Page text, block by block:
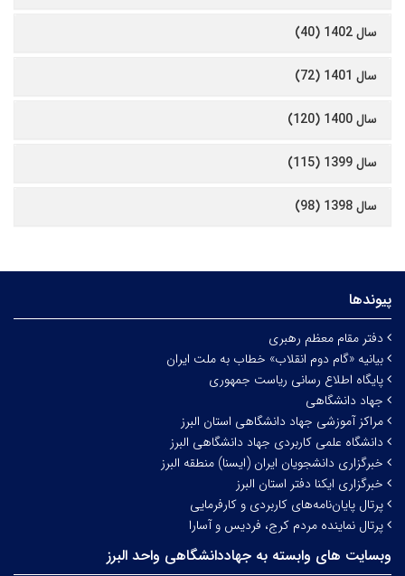
سال 1402 (40)
سال 1401 (72)
سال 1400 (120)
سال 1399 (115)
سال 1398 (98)
پیوندها
دفتر مقام معظم رهبری
بیانیه «گام دوم انقلاب» خطاب به ملت ایران
پایگاه اطلاع رسانی ریاست جمهوری
جهاد دانشگاهی
مراکز آموزشی جهاد دانشگاهی استان البرز
دانشگاه علمی کاربردی جهاد دانشگاهی البرز
خبرگزاری دانشجویان ایران (ایسنا) منطقه البرز
خبرگزاری ایکنا دفتر استان البرز
پرتال پایان‌نامه‌های کاربردی و کارفرمایی
پرتال نماینده مردم کرج، فردیس و آسارا
وبسایت های وابسته به جهاددانشگاهی واحد البرز